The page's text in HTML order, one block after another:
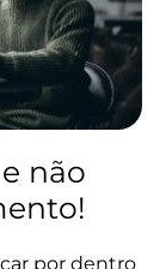
não
por dentro